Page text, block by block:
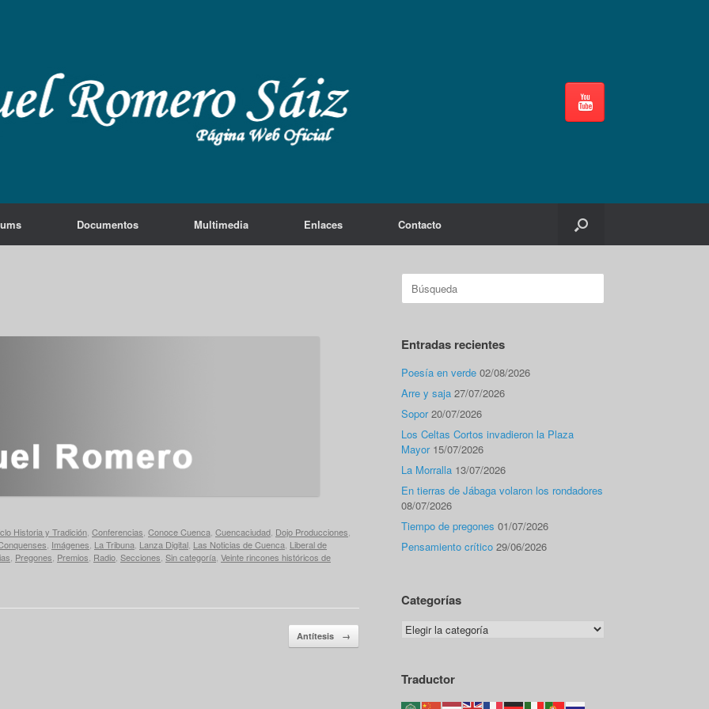
Documentos Multimedia Enlaces Contacto
Historia y Tradición, Conferencias, Conoce Cuenca, Cuencaciudad, Dojo Producciones,
, Imágenes, La Tribuna, Lanza Digital, Las Noticias de Cuenca, Liberal de
, Pregones, Premios, Radio, Secciones, Sin categoría, Veinte rincones históricos de
Antítesis →
Buscar:
Entradas recientes
Poesía en verde 02/08/2026
Arre y saja 27/07/2026
Sopor 20/07/2026
Los Celtas Cortos invadieron la Plaza
Mayor 15/07/2026
La Morralla 13/07/2026
En tierras de Jábaga volaron los rondadores
08/07/2026
Tiempo de pregones 01/07/2026
Pensamiento crítico 29/06/2026
Categorías
Categorías
Traductor